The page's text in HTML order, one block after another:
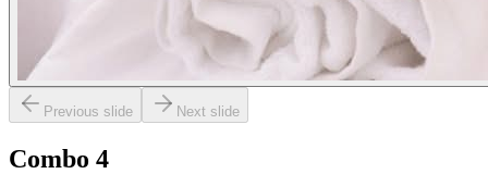
Previous slide Next slide
Combo 4